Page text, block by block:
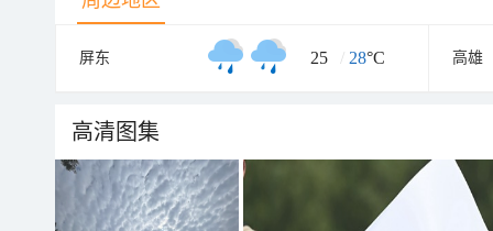
屏东 25 / 28°C 高雄
高清图集